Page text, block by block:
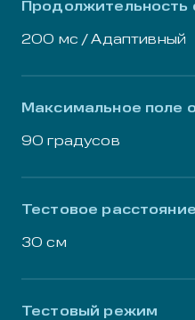
Продолжительность
200 мс / Адаптивный
Максимальное поле
90 градусов
Тестовое расстояние
30 см
Тестовый режим